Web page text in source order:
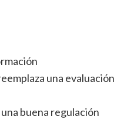
una evaluación
buena regulación